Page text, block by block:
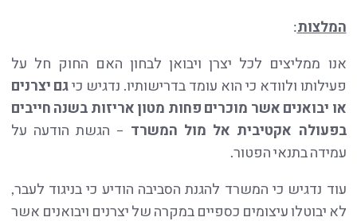
המלצות:
אנו ממליצים לכל יצרן ויבואן לבחון האם החוק חל על
פעילותו ולוודא כי הוא עומד בדרישותיו. נדגיש כיגם יצרנים
או יבואנים אשר מוכרים פחות מטון אריזות בשנה חייבים
בפעולה אקטיבית אל מול המשרד – הגשת הודעה על
עמידה בתנאי הפטור.
עוד נדגיש כי המשרד להגנת הסביבה הודיע כי בניגוד לעבר,
לא יבוטלו עיצומים כספיים במקרה של יצרנים ויבואנים אשר